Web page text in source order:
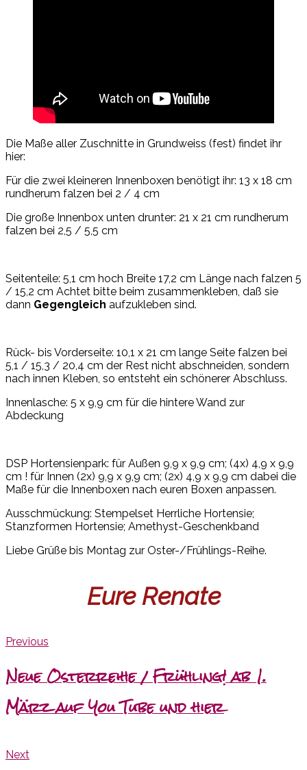
Die Maße aller Zuschnitte in Grundweiss (fest) findet ihr
hier:
Für die zwei kleineren Innenboxen benötigt ihr: 13 x 18 cm
rundherum falzen bei 2 / 4 cm
Die große Innenbox unten drunter: 21 x 21 cm rundherum
falzen bei 2,5 / 5,5 cm
Seitenteile: 5,1 cm hoch Breite 17,2 cm Länge nach falzen 5
/ 15,2 cm Achtet bitte beim zusammenkleben, daß sie
dann Gegengleich aufzukleben sind.
Rück- bis Vorderseite: 10,1 x 21 cm lange Seite falzen bei
5,1 / 15,3 / 20,4 cm der Rest nicht abschneiden, sondern
nach innen Kleben, so entsteht ein schönerer Abschluss.
Innenlasche: 5 x 9,9 cm für die hintere Wand zur
Abdeckung
DSP Hortensienpark: für Außen 9,9 x 9,9 cm; (4x) 4,9 x 9,9
cm ! für Innen (2x) 9,9 x 9,9 cm; (2x) 4,9 x 9,9 cm dabei die
Maße für die Innenboxen nach euren Boxen anpassen.
Ausschmückung: Stempelset Herrliche Hortensie;
Stanzformen Hortensie; Amethyst-Geschenkband
Liebe Grüße bis Montag zur Oster-/Frühlings-Reihe.
Eure Renate
Previous
Neue Osterreihe / Frühling! ab 1.
März auf You Tube und hier
Next